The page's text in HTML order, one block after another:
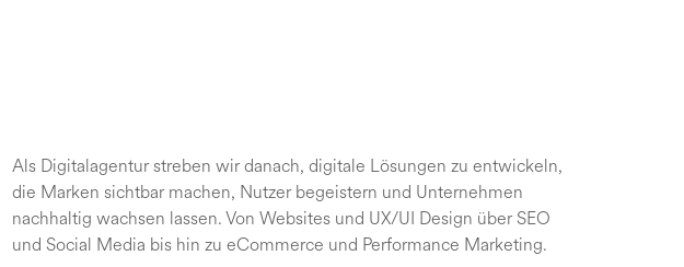
Als Digitalagentur streben wir danach, digitale Lösungen zu entwickeln,
die Marken sichtbar machen, Nutzer begeistern und Unternehmen
nachhaltig wachsen lassen. Von Websites und UX/UI Design über SEO
und Social Media bis hin zu eCommerce und Performance Marketing.